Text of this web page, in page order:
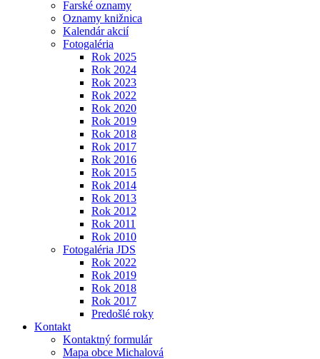
Farské oznamy
Oznamy knižnica
Kalendár akcií
Fotogaléria
Rok 2025
Rok 2024
Rok 2023
Rok 2022
Rok 2020
Rok 2019
Rok 2018
Rok 2017
Rok 2016
Rok 2015
Rok 2014
Rok 2013
Rok 2012
Rok 2011
Rok 2010
Fotogaléria JDS
Rok 2022
Rok 2019
Rok 2018
Rok 2017
Predošlé roky
Kontakt
Kontaktný formulár
Mapa obce Michalová